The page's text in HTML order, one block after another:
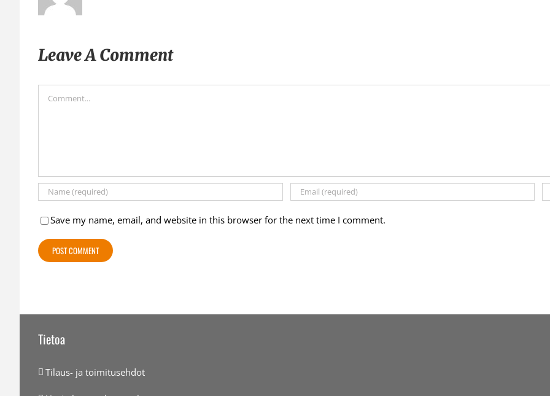
Leave A Comment
Save my name, email, and website in this browser for the next time I comment.
Tietoa
Tilaus- ja toimitusehdot